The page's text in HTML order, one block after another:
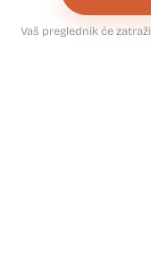
Vaš preglednik će